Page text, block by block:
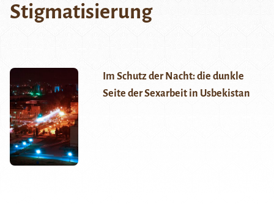
Stigmatisierung
Im Schutz der Nacht: die dunkle
Seite der Sexarbeit in Usbekistan